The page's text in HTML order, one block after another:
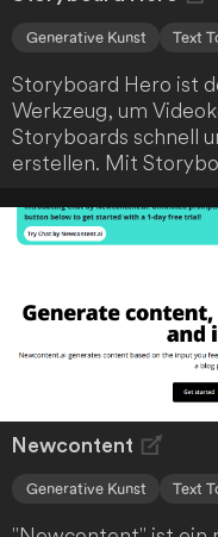
Generative Kunst Text
Storyboard Hero ist
Werkzeug, um
Storyboards schnell
erstellen. Mit
mit der Erstellung
verbunden sind.
unterstützt dich
effizient umzusetzen.
Newcontent
Generative Kunst Text